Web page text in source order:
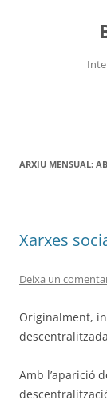
ARXIU MENSUAL:
Xarxes
Deixa un
Originalment,
Amb l’aparició